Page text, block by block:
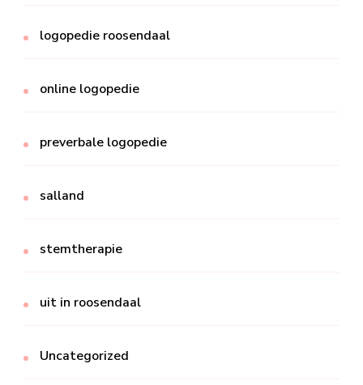
logopedie roosendaal
online logopedie
preverbale logopedie
salland
stemtherapie
uit in roosendaal
Uncategorized